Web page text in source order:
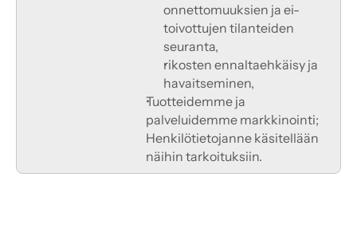
onnettomuuksien ja ei-
toivottujen tilanteiden
seuranta,
rikosten ennaltaehkäisy ja
havaitseminen,
Tuotteidemme ja
palveluidemme markkinointi;
Henkilötietojanne käsitellään
näihin tarkoituksiin.